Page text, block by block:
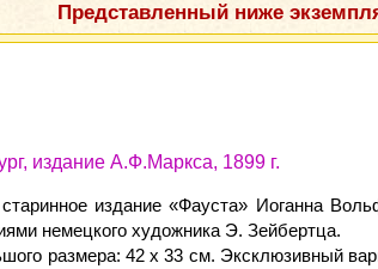
Представленный ниже
издание А.Ф.Маркса, 1899 г.
издание «Фауста» Иоганна
немецкого художника Э. Зейбертца.
размера: 42 x 33 см. Эксклюзивный